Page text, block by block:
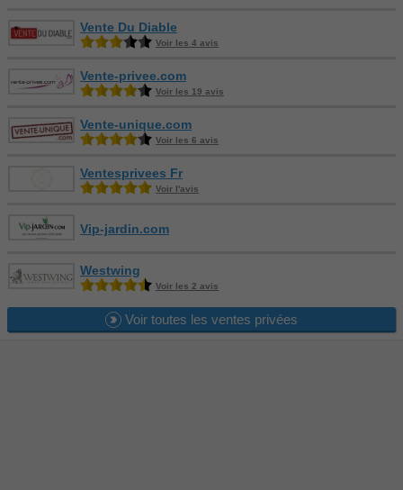
Vente Du Diable
Voir les 4 avis
Vente-privee.com
Voir les 19 avis
Vente-unique.com
Voir les 6 avis
Ventesprivees Fr
Voir l'avis
Vip-jardin.com
Westwing
Voir les 2 avis
Voir toutes les ventes privées